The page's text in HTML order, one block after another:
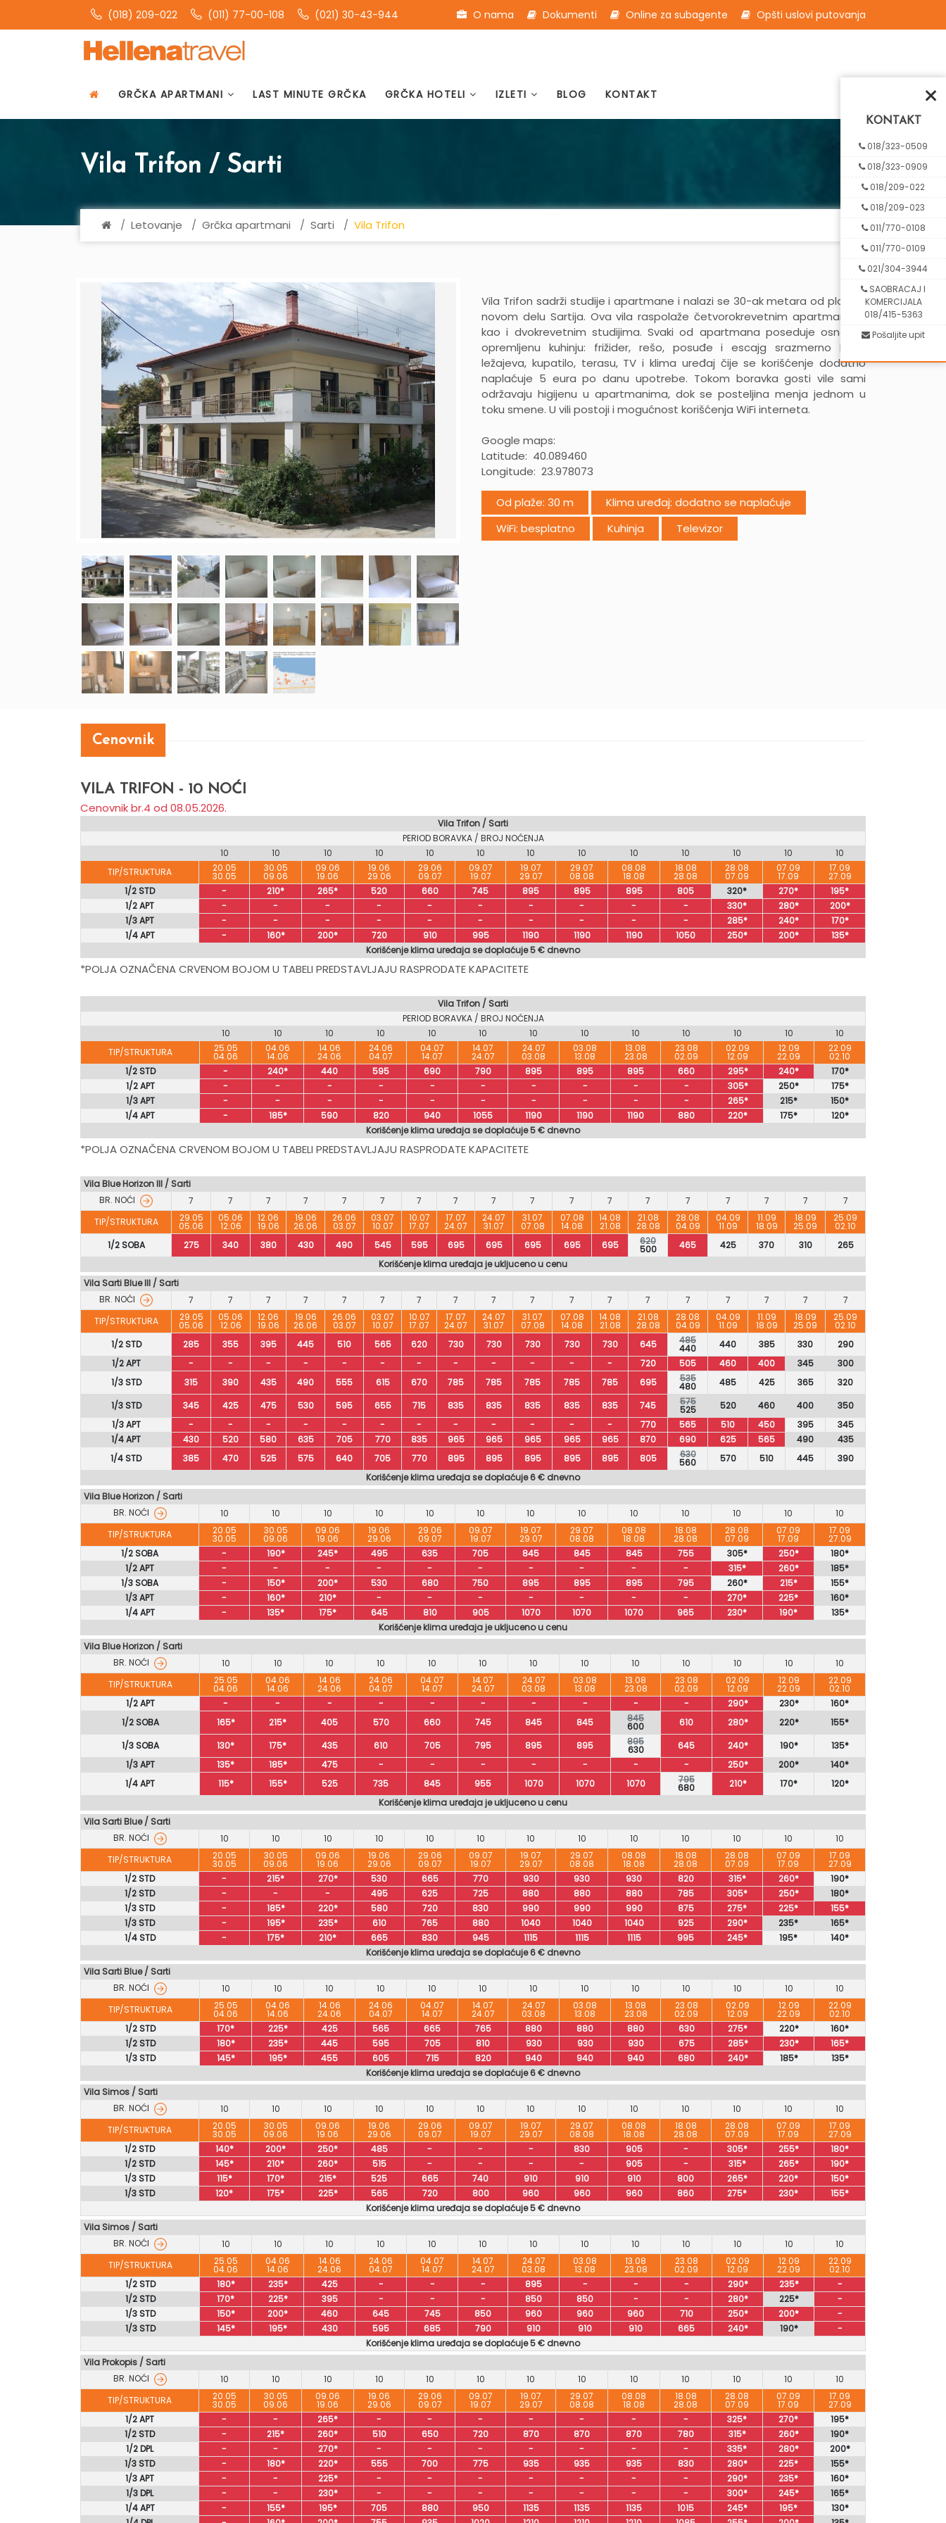
(018) 209-022 (011) 77-00-108 (021) 30-43-944 O nama Dokumenti Online za subagente Opšti uslovi putovanja
GRČKA APARTMANI LAST MINUTE GRČKA GRČKA HOTELI IZLETI BLOG KONTAKT
Vila Trifon / Sarti
Letovanje Grčka apartmani Sarti Vila Trifon
Vila Trifon sadrži studije i apartmane i nalazi se 30-ak metara od plaže u
novom delu Sartija. Ova vila raspolaže četvorokrevetnim apartmanima
kao i dvokrevetnim studijima. Svaki od apartmana poseduje osnovno
opremljenu kuhinju: frižider, rešo, posuđe i escajg srazmerno broju
ležajeva, kupatilo, terasu, TV i klima uređaj čije se korišćenje dodatno
naplaćuje 5 eura po danu upotrebe. Tokom boravka gosti vile sami
održavaju higijenu u apartmanima, dok se posteljina menja jednom u
toku smene. U vili postoji i mogućnost korišćenja WiFi interneta.
Google maps:
Latitude: 40.089460
Longitude: 23.978073
Od plaže: 30 m
Klima uređaj: dodatno se naplaćuje
WiFi: besplatno
Kuhinja Televizor
Cenovnik
VILA TRIFON - 10 NOĆI
Cenovnik br.4 od 08.05.2026.
Vila Trifon / Sarti
PERIOD BORAVKA / BROJ NOĆENJA
10
10 10 10 10 10 10 10 10 10 10 10
10
TIP/STRUKTURA
20.05
30.05
30.05
09.06
09.06
19.06
19.06
29.06
29.06
09.07
09.07
19.07
19.07
29.07
29.07
08.08
08.08
18.08
18.08
28.08
28.08
07.09
07.09
17.09
17.09
27.09
1/2 STD
- 210* 265* 520 660 745 895 895 895 805 320* 270*
195*
1/2 APT
- - - - - - - - - - 330* 280*
200*
1/3 APT
- - - - - - - - - - 285* 240*
170*
1/4 APT
- 160* 200* 720 910 995 1190 1190 1190 1050 250* 200*
135*
Korišćenje klima uređaja se doplaćuje 5 € dnevno
*POLJA OZNAČENA CRVENOM BOJOM U TABELI PREDSTAVLJAJU RASPRODATE KAPACITETE
Vila Trifon / Sarti
PERIOD BORAVKA / BROJ NOĆENJA
10
10 10 10 10 10 10 10 10 10 10 10
10
TIP/STRUKTURA
25.05
04.06
04.06
14.06
14.06
24.06
24.06
04.07
04.07
14.07
14.07
24.07
24.07
03.08
03.08
13.08
13.08
23.08
23.08
02.09
02.09
12.09
12.09
22.09
22.09
02.10
1/2 STD
- 240* 440 595 690 790 895 895 895 660 295* 240*
170*
1/2 APT
- - - - - - - - - - 305* 250*
175*
1/3 APT
- - - - - - - - - - 265* 215*
150*
1/4 APT
- 185* 590 820 940 1055 1190 1190 1190 880 220* 175*
120*
Korišćenje klima uređaja se doplaćuje 5 € dnevno
*POLJA OZNAČENA CRVENOM BOJOM U TABELI PREDSTAVLJAJU RASPRODATE KAPACITETE
Vila Blue Horizon III / Sarti
BR. NOĆI
7 7 7 7 7 7 7 7 7 7 7 7 7 7 7 7 7
7
TIP/STRUKTURA
29.05
05.06
05.06
12.06
12.06
19.06
19.06
26.06
26.06
03.07
03.07
10.07
10.07
17.07
17.07
24.07
24.07
31.07
31.07
07.08
07.08
14.08
14.08
21.08
21.08
28.08
28.08
04.09
04.09
11.09
11.09
18.09
18.09
25.09
25.09
02.10
1/2 SOBA
275 340 380 430 490 545 595 695 695 695 695 695 620
500 465 425 370 310
265
Korišćenje klima uređaja je ukljuceno u cenu
Vila Sarti Blue III / Sarti
BR. NOĆI
7 7 7 7 7 7 7 7 7 7 7 7 7 7 7 7 7
7
TIP/STRUKTURA
29.05
05.06
05.06
12.06
12.06
19.06
19.06
26.06
26.06
03.07
03.07
10.07
10.07
17.07
17.07
24.07
24.07
31.07
31.07
07.08
07.08
14.08
14.08
21.08
21.08
28.08
28.08
04.09
04.09
11.09
11.09
18.09
18.09
25.09
25.09
02.10
1/2 STD
285 355 395 445 510 565 620 730 730 730 730 730 645 485
440 440 385 330
290
1/2 APT
- - - - - - - - - - - - 720 505 460 400 345
300
1/3 STD
315 390 435 490 555 615 670 785 785 785 785 785 695 535
480 485 425 365
320
1/3 STD
345 425 475 530 595 655 715 835 835 835 835 835 745 575
525 520 460 400
350
1/3 APT
- - - - - - - - - - - - 770 565 510 450 395
345
1/4 APT
430 520 580 635 705 770 835 965 965 965 965 965 870 690 625 565 490
435
1/4 STD
385 470 525 575 640 705 770 895 895 895 895 895 805 630
560 570 510 445
390
Korišćenje klima uređaja se doplaćuje 6 € dnevno
Vila Blue Horizon / Sarti
BR. NOĆI
10 10 10 10 10 10 10 10 10 10 10 10
10
TIP/STRUKTURA
20.05
30.05
30.05
09.06
09.06
19.06
19.06
29.06
29.06
09.07
09.07
19.07
19.07
29.07
29.07
08.08
08.08
18.08
18.08
28.08
28.08
07.09
07.09
17.09
17.09
27.09
1/2 SOBA
- 190* 245* 495 635 705 845 845 845 755 305* 250*
180*
1/2 APT
- - - - - - - - - - 315* 260*
185*
1/3 SOBA
- 150* 200* 530 680 750 895 895 895 795 260* 215*
155*
1/3 APT
- 160* 210* - - - - - - - 270* 225*
160*
1/4 APT
- 135* 175* 645 810 905 1070 1070 1070 965 230* 190*
135*
Korišćenje klima uređaja je ukljuceno u cenu
Vila Blue Horizon / Sarti
BR. NOĆI
10 10 10 10 10 10 10 10 10 10 10 10
10
TIP/STRUKTURA
25.05
04.06
04.06
14.06
14.06
24.06
24.06
04.07
04.07
14.07
14.07
24.07
24.07
03.08
03.08
13.08
13.08
23.08
23.08
02.09
02.09
12.09
12.09
22.09
22.09
02.10
1/2 APT
- - - - - - - - - - 290* 230*
160*
1/2 SOBA
165* 215* 405 570 660 745 845 845 845
600 610 280* 220*
155*
1/3 SOBA
130* 175* 435 610 705 795 895 895 895
630 645 240* 190*
135*
1/3 APT
135* 185* 475 - - - - - - - 250* 200*
140*
1/4 APT
115* 155* 525 735 845 955 1070 1070 1070 795
680 210* 170*
120*
Korišćenje klima uređaja je ukljuceno u cenu
Vila Sarti Blue / Sarti
BR. NOĆI
10 10 10 10 10 10 10 10 10 10 10 10
10
TIP/STRUKTURA
20.05
30.05
30.05
09.06
09.06
19.06
19.06
29.06
29.06
09.07
09.07
19.07
19.07
29.07
29.07
08.08
08.08
18.08
18.08
28.08
28.08
07.09
07.09
17.09
17.09
27.09
1/2 STD
- 215* 270* 530 665 770 930 930 930 820 315* 260*
190*
1/2 STD
- - - 495 625 725 880 880 880 785 305* 250*
180*
1/3 STD
- 185* 220* 580 720 830 990 990 990 875 275* 225*
155*
1/3 STD
- 195* 235* 610 765 880 1040 1040 1040 925 290* 235*
165*
1/4 STD
- 175* 210* 665 830 945 1115 1115 1115 995 245* 195*
140*
Korišćenje klima uređaja se doplaćuje 6 € dnevno
Vila Sarti Blue/ Sarti
BR. NOĆI
10 10 10 10 10 10 10 10 10 10 10 10
10
TIP/STRUKTURA
25.05
04.06
04.06
14.06
14.06
24.06
24.06
04.07
04.07
14.07
14.07
24.07
24.07
03.08
03.08
13.08
13.08
23.08
23.08
02.09
02.09
12.09
12.09
22.09
22.09
02.10
1/2 STD
170* 225* 425 565 665 765 880 880 880 630 275* 220*
160*
1/2 STD
180* 235* 445 595 705 810 930 930 930 675 285* 230*
165*
1/3 STD
145* 195* 455 605 715 820 940 940 940 680 240* 185*
135*
Korišćenje klima uređaja se doplaćuje 6 € dnevno
Vila Simos / Sarti
BR. NOĆI
10 10 10 10 10 10 10 10 10 10 10 10
10
TIP/STRUKTURA
20.05
30.05
30.05
09.06
09.06
19.06
19.06
29.06
29.06
09.07
09.07
19.07
19.07
29.07
29.07
08.08
08.08
18.08
18.08
28.08
28.08
07.09
07.09
17.09
17.09
27.09
1/2 STD
140* 200* 250* 485 - - - 830 905 - 305* 255*
180*
1/2 STD
145* 210* 260* 515 - - - - 905 - 315* 265*
190*
1/3 STD
115* 170* 215* 525 665 740 910 910 910 800 265* 220*
150*
1/3 STD
120* 175* 225* 565 720 800 960 960 960 860 275* 230*
155*
Korišćenje klima uređaja se doplaćuje 5 € dnevno
Vila Simos / Sarti
BR. NOĆI
10 10 10 10 10 10 10 10 10 10 10 10
10
TIP/STRUKTURA
25.05
04.06
04.06
14.06
14.06
24.06
24.06
04.07
04.07
14.07
14.07
24.07
24.07
03.08
03.08
13.08
13.08
23.08
23.08
02.09
02.09
12.09
12.09
22.09
22.09
02.10
1/2 STD
180* 235* 425 - - - 895 - - - 290* 235*
-
1/2 STD
170* 225* 395 - - - 850 850 - - 280* 225*
-
1/3 STD
150* 200* 460 645 745 850 960 960 960 710 250* 200*
-
1/3 STD
145* 195* 430 595 685 790 910 910 910 665 240* 190*
-
Korišćenje klima uređaja se doplaćuje 5 € dnevno
Vila Prokopis / Sarti
BR. NOĆI
10 10 10 10 10 10 10 10 10 10 10 10
10
TIP/STRUKTURA
20.05
30.05
30.05
09.06
09.06
19.06
19.06
29.06
29.06
09.07
09.07
19.07
19.07
29.07
29.07
08.08
08.08
18.08
18.08
28.08
28.08
07.09
07.09
17.09
17.09
27.09
1/2 APT
- - 265* - - - - - - - 325* 270*
195*
1/2 STD
- 215* 260* 510 650 720 870 870 870 780 315* 260*
190*
1/2 DPL
- - 270* - - - - - - - 335* 280*
200*
1/3 STD
- 180* 220* 555 700 775 935 935 935 830 280* 225*
155*
1/3 APT
- - 225* - - - - - - - 290* 235*
160*
1/3 DPL
- - 230* - - - - - - - 300* 245*
165*
1/4 APT
- 155* 195* 705 880 950 1135 1135 1135 1015 245* 195*
130*
×
KONTAKT
018/323-0509
018/323-0909
018/209-022
018/209-023
011/770-0108
011/770-0109
021/304-3944
SAOBRACAJ I
KOMERCIJALA
018/415-5363
Pošaljite upit